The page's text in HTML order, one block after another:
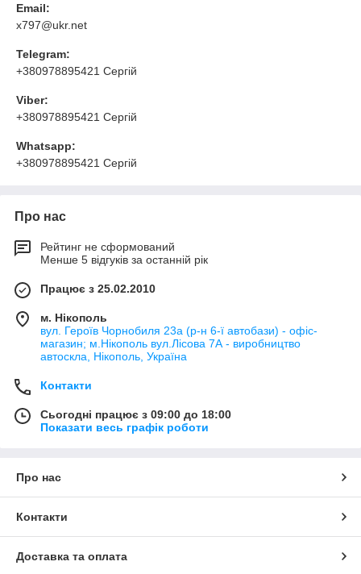
Email:
x797@ukr.net
Telegram:
+380978895421 Сергій
Viber:
+380978895421 Сергій
Whatsapp:
+380978895421 Сергій
Про нас
Рейтинг не сформований
Менше 5 відгуків за останній рік
Працює з 25.02.2010
м. Нікополь
вул. Героїв Чорнобиля 23а (р-н 6-ї автобази) - офіс-
магазин; м.Нікополь вул.Лісова 7А - виробництво
автоскла, Нікополь, Україна
Контакти
Сьогодні працює з 09:00 до 18:00
Показати весь графік роботи
Про нас
Контакти
Доставка та оплата